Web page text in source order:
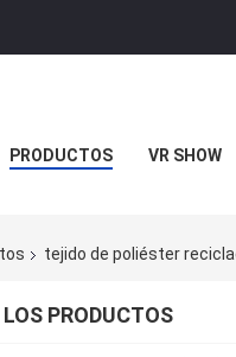
PRODUCTOS VR SHOW
tejido de poliéster
PRODUCTOS